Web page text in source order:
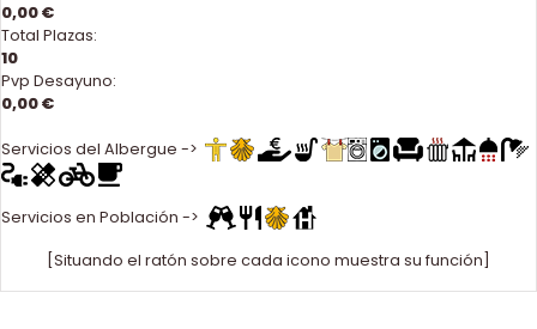
0,00 €
Total Plazas:
10
Pvp Desayuno:
0,00 €
Servicios del Albergue ->
Servicios en Población ->
[Situando el ratón sobre cada icono muestra su función]